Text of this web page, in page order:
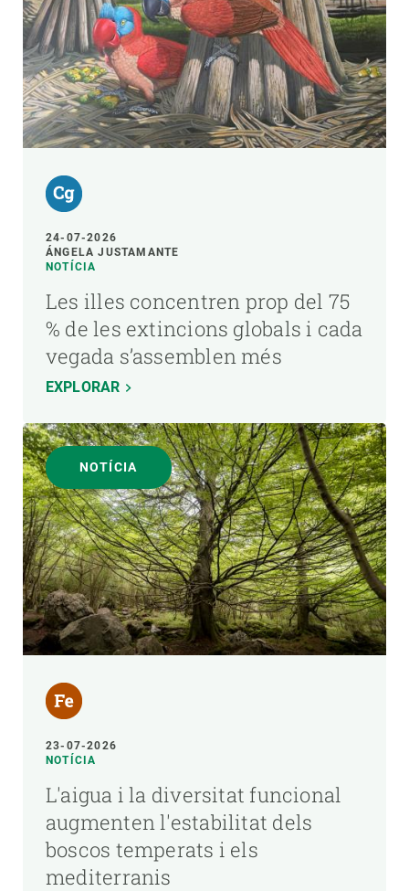
24-07-2026
ÁNGELA JUSTAMANTE
NOTÍCIA
Les illes concentren prop del 75
% de les extincions globals i cada
vegada s’assemblen més
EXPLORAR
NOTÍCIA
23-07-2026
NOTÍCIA
L'aigua i la diversitat funcional
augmenten l'estabilitat dels
boscos temperats i els
mediterranis